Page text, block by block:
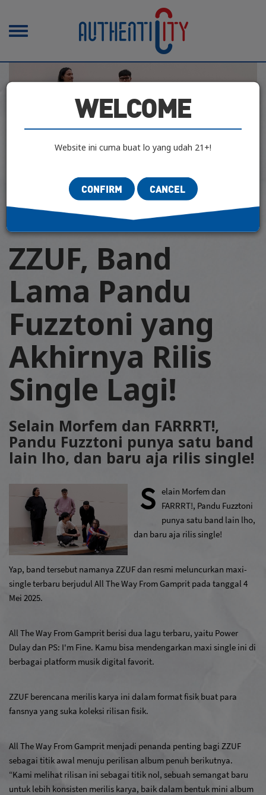
Toggle
NEWS & UPCOMING
ZZUF, Band
Lama Pandu
Fuzztoni yang
Akhirnya Rilis
Single Lagi!
Selain Morfem dan FARRRT!,
Pandu Fuzztoni punya satu band
lain lho, dan baru aja rilis single!
S elain Morfem dan
FARRRT!, Pandu Fuzztoni
punya satu band lain lho,
dan baru aja rilis single!
Yap, band tersebut namanya ZZUF dan resmi meluncurkan maxi-
single terbaru berjudul All The Way From Gamprit pada tanggal 4
Mei 2025.
All The Way From Gamprit berisi dua lagu terbaru, yaitu Power
Dulay dan PS: I'm Fine. Kamu bisa mendengarkan maxi single ini di
berbagai platform musik digital favorit.
ZZUF berencana merilis karya ini dalam format fisik buat para
fansnya yang suka koleksi rilisan fisik.
All The Way From Gamprit menjadi penanda penting bagi ZZUF
sebagai titik awal menuju perilisan album penuh berikutnya.
“Kami melihat rilisan ini sebagai titik nol, sebuah semangat baru
untuk lebih konsisten merilis karya, baik dalam bentuk mini album
WELCOME
Website ini cuma buat lo yang udah 21+!
CONFIRM CANCEL